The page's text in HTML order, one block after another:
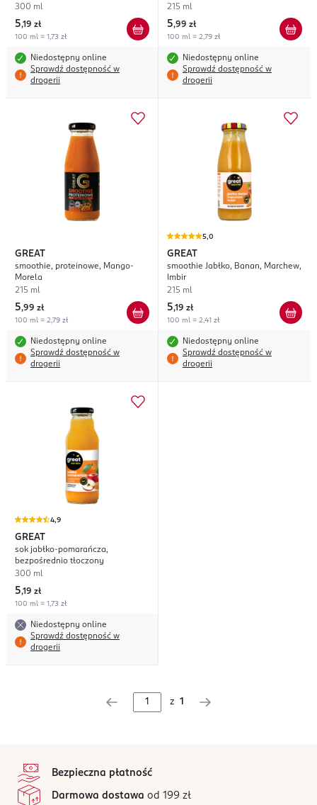
300 ml
5,19 zł
100 ml = 1,73 zł
Niedostępny online
Sprawdź dostępność w
drogerii
215 ml
5,99 zł
100 ml = 2,79 zł
Niedostępny online
Sprawdź dostępność w
drogerii
GREAT
smoothie, proteinowe, Mango-
Morela
215 ml
5,99 zł
100 ml = 2,79 zł
Niedostępny online
Sprawdź dostępność w
drogerii
5,0
GREAT
smoothie Jabłko, Banan, Marchew,
Imbir
215 ml
5,19 zł
100 ml = 2,41 zł
Niedostępny online
Sprawdź dostępność w
drogerii
4,9
GREAT
sok jabłko-pomarańcza,
bezpośrednio tłoczony
300 ml
5,19 zł
100 ml = 1,73 zł
Niedostępny online
Sprawdź dostępność w
drogerii
z 1
Bezpieczna płatność
Darmowa dostawa od 199 zł